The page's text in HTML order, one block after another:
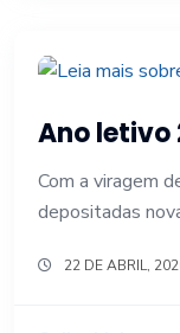
Ano letivo
Com a viragem
depositadas
22 DE ABRIL,